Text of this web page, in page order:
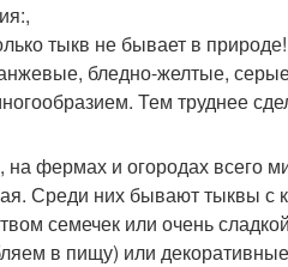
тыква
грунте
тыкв не бывает в
бледно-желтые,
Тем труднее
на фермах и огородах всего
Среди них бывают тыквы с
семечек или очень
в пищу) или